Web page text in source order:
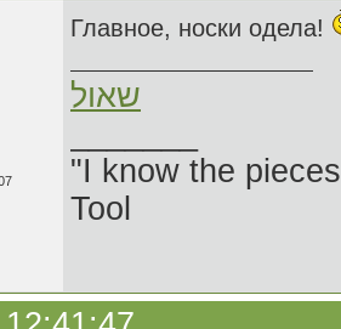
Главное, носки одела!
שאול
"I know the
Tool